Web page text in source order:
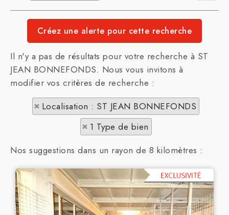
Il n'y a pas de résultats pour votre recherche à ST
JEAN BONNEFONDS. Nous vous invitons à
modifier vos critères de recherche :
Localisation : ST JEAN BONNEFONDS
1 Type de bien
Nos suggestions dans un rayon de 8 kilomètres :